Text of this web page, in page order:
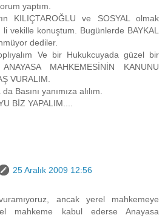
yaptım.
KILIÇTAROĞLU ve SOSYAL olmak
vekille konuştum. Bugünlerde BAYKAL
dediler.
Ve bir Hukukcuyada güzel bir
MAHKEMESİNİN KANUNU
VURALIM.
Basını yanımıza alılım.
BİZ YAPALIM....
25 Aralık 2009 12:56
ancak yerel mahkemeye
mahkeme kabul ederse Anayasa